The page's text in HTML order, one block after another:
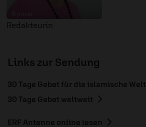
Redakteurin
Links zur Sendung
30 Tage Gebet für die islamische Welt
30 Tage Gebet weltweit
ERF Antenne online lesen